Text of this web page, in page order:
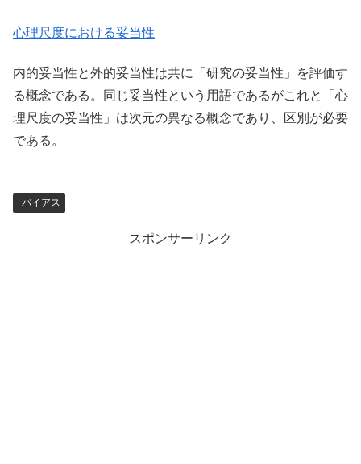
心理尺度における妥当性
内的妥当性と外的妥当性は共に「研究の妥当性」を評価す
る概念である。同じ妥当性という用語であるがこれと「心
理尺度の妥当性」は次元の異なる概念であり、区別が必要
である。
バイアス
スポンサーリンク